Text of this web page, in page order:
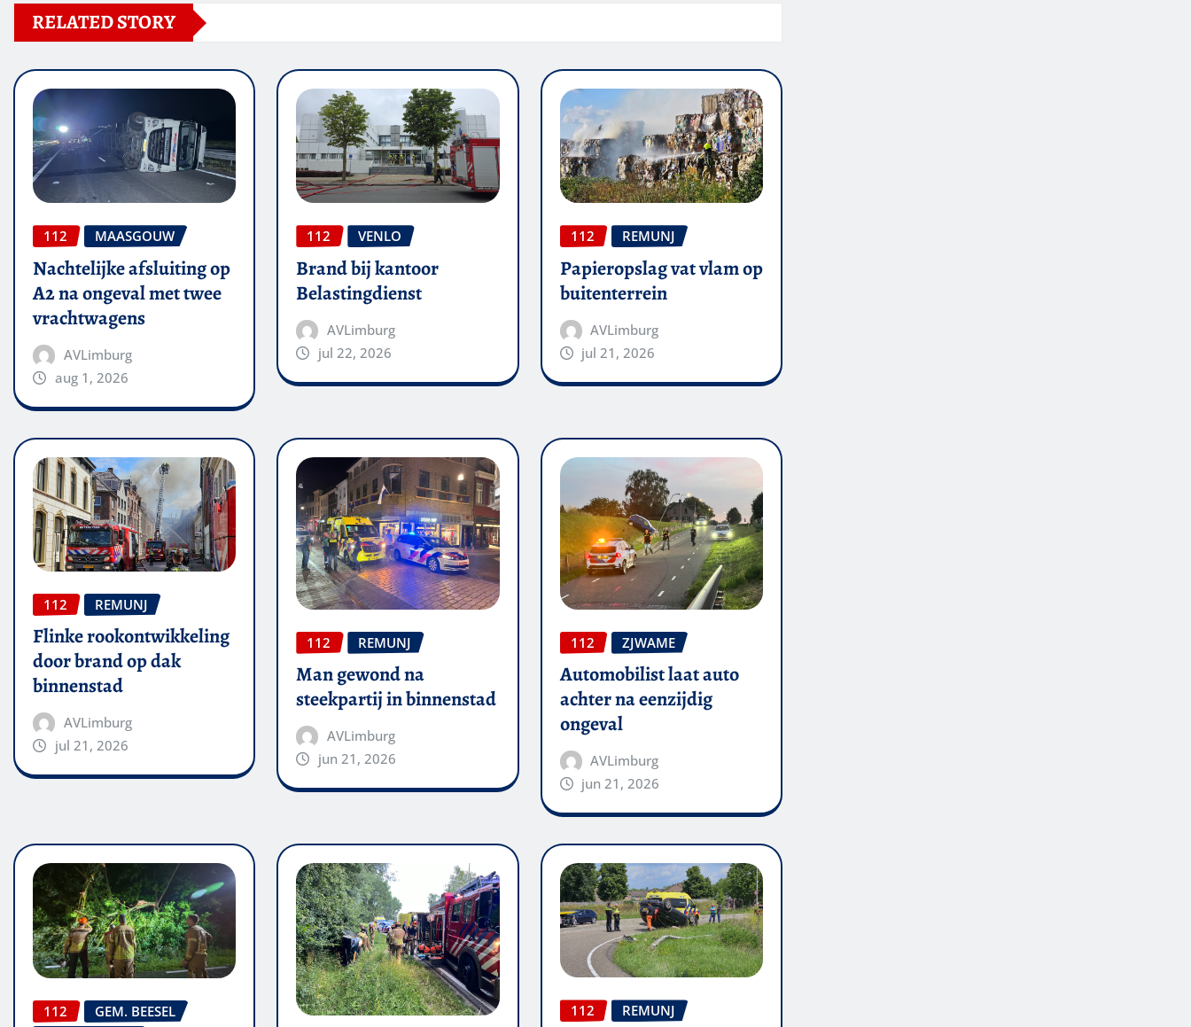
RELATED STORY
112 MAASGOUW
Nachtelijke afsluiting op
A2 na ongeval met twee
vrachtwagens
AVLimburg
aug 1, 2026
112 VENLO
Brand bij kantoor
Belastingdienst
AVLimburg
jul 22, 2026
112 REMUNJ
Papieropslag vat vlam op
buitenterrein
AVLimburg
jul 21, 2026
112 REMUNJ
Flinke rookontwikkeling
door brand op dak
binnenstad
AVLimburg
jul 21, 2026
112 REMUNJ
Man gewond na
steekpartij in binnenstad
AVLimburg
jun 21, 2026
112 ZJWAME
Automobilist laat auto
achter na eenzijdig
ongeval
AVLimburg
jun 21, 2026
112
GEM. BEESEL
112 REMUNJ